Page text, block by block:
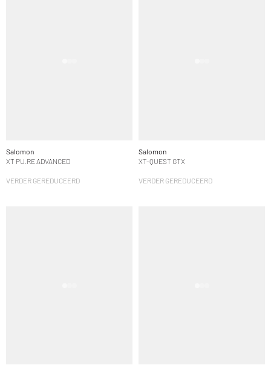
Salomon
XT PU.RE ADVANCED
VERDER GEREDUCEERD
Salomon
XT-QUEST GTX
VERDER GEREDUCEERD